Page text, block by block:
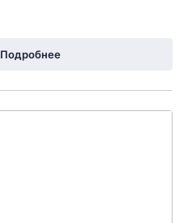
Подробнее